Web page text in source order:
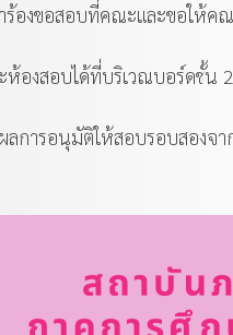
องขอสอบที่คณะและขอให้ค
ห้องสอบได้ที่บริเวณบอร์ดชั้น
การอนุมัติให้สอบรอบสองจ